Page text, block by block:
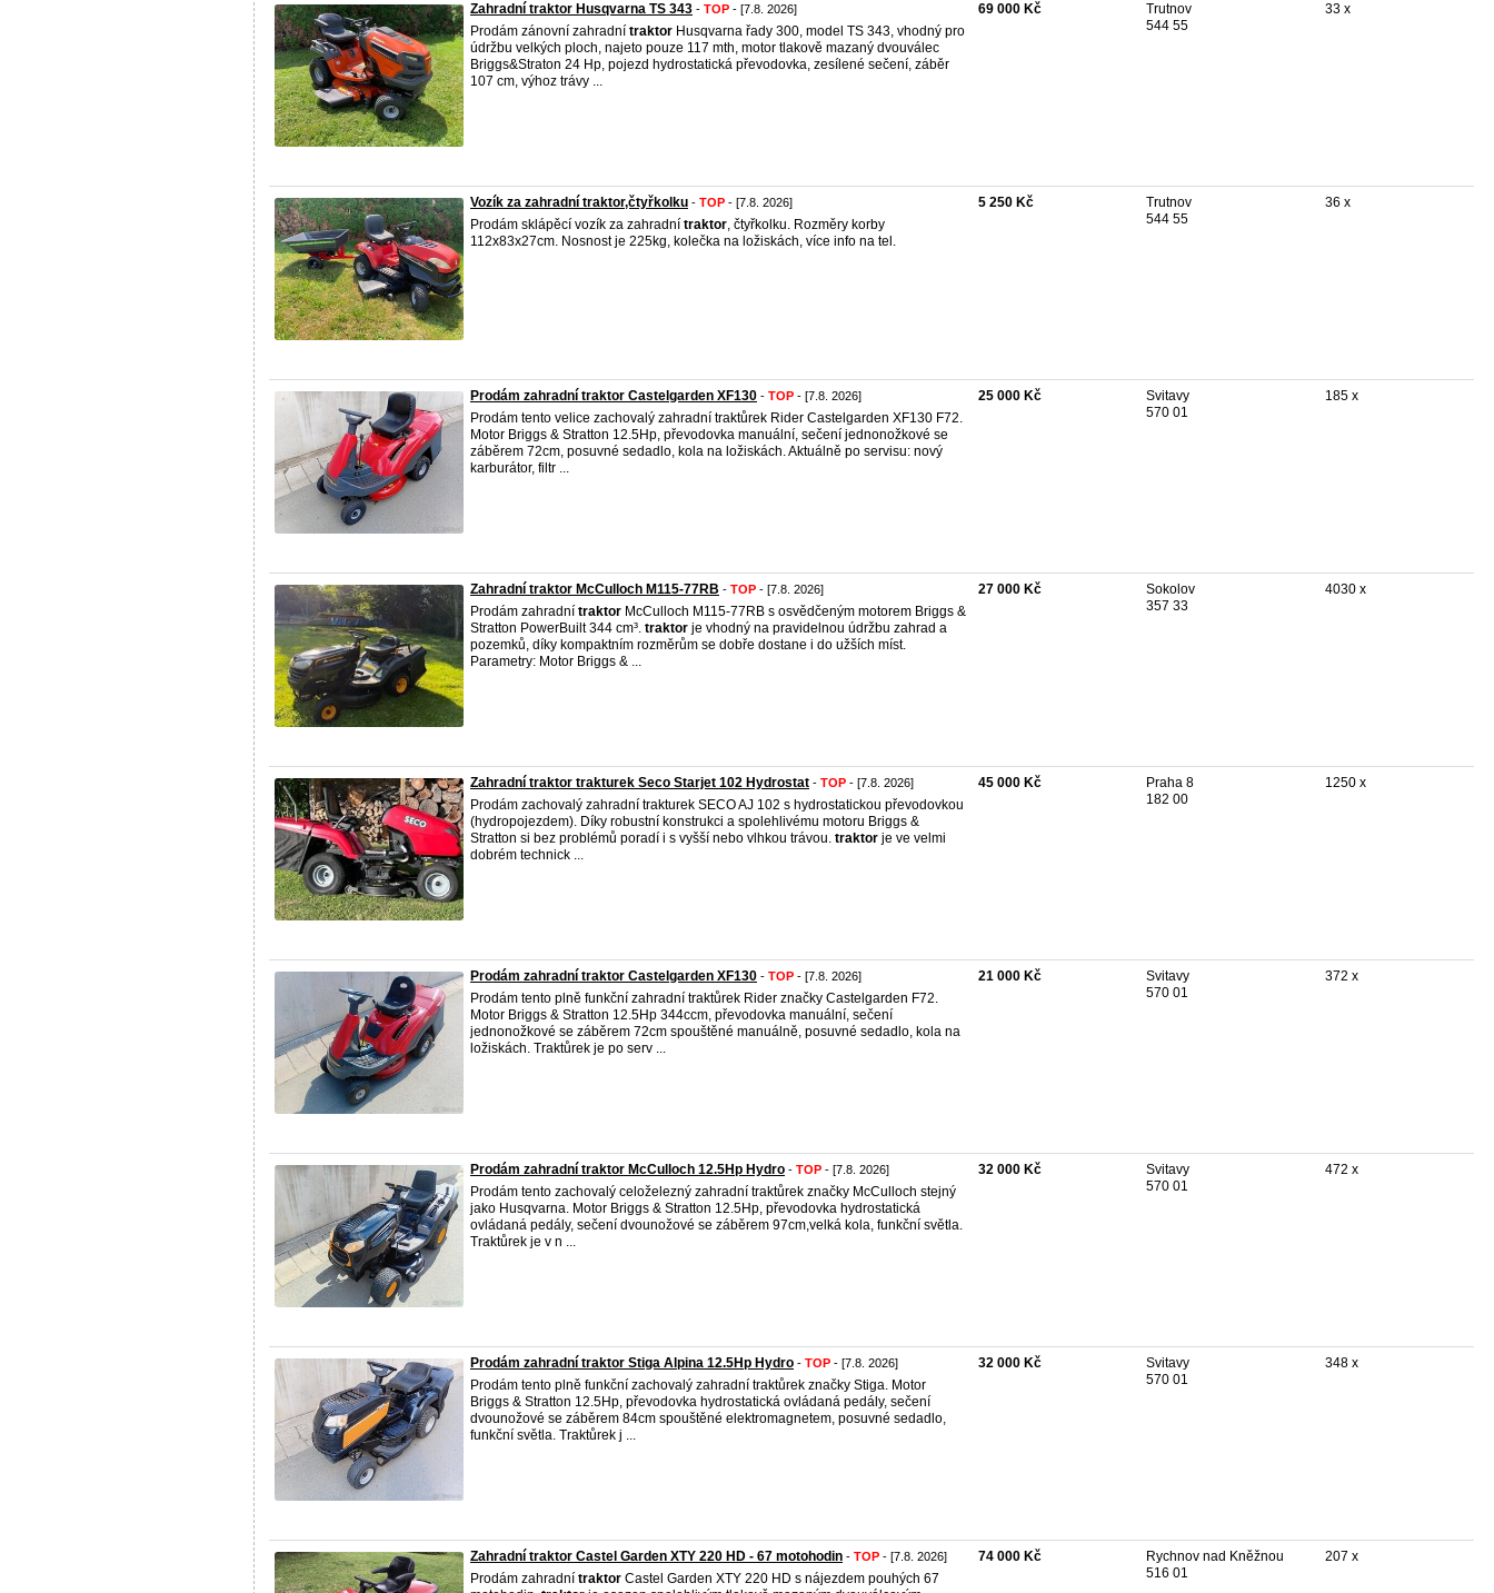
Zahradní traktor Husqvarna TS 343 - TOP - [7.8. 2026]
Prodám zánovní zahradní traktor Husqvarna řady 300, model TS 343, vhodný pro
údržbu velkých ploch, najeto pouze 117 mth, motor tlakově mazaný dvouválec
Briggs&Straton 24 Hp, pojezd hydrostatická převodovka, zesílené sečení, záběr
107 cm, výhoz trávy ...
69 000 Kč
Trutnov
544 55
33 x
Vozík za zahradní traktor,čtyřkolku - TOP - [7.8. 2026]
Prodám sklápěcí vozík za zahradní traktor, čtyřkolku. Rozměry korby
112x83x27cm. Nosnost je 225kg, kolečka na ložiskách, více info na tel.
5 250 Kč
Trutnov
544 55
36 x
Prodám zahradní traktor Castelgarden XF130 - TOP - [7.8. 2026]
Prodám tento velice zachovalý zahradní traktůrek Rider Castelgarden XF130 F72.
Motor Briggs & Stratton 12.5Hp, převodovka manuální, sečení jednonožkové se
záběrem 72cm, posuvné sedadlo, kola na ložiskách. Aktuálně po servisu: nový
karburátor, filtr ...
25 000 Kč
Svitavy
570 01
185 x
Zahradní traktor McCulloch M115-77RB - TOP - [7.8. 2026]
Prodám zahradní traktor McCulloch M115-77RB s osvědčeným motorem Briggs &
Stratton PowerBuilt 344 cm³. traktor je vhodný na pravidelnou údržbu zahrad a
pozemků, díky kompaktním rozměrům se dobře dostane i do užších míst.
Parametry: Motor Briggs & ...
27 000 Kč
Sokolov
357 33
4030 x
Zahradní traktor trakturek Seco Starjet 102 Hydrostat - TOP - [7.8. 2026]
Prodám zachovalý zahradní trakturek SECO AJ 102 s hydrostatickou převodovkou
(hydropojezdem). Díky robustní konstrukci a spolehlivému motoru Briggs &
Stratton si bez problémů poradí i s vyšší nebo vlhkou trávou. traktor je ve velmi
dobrém technick ...
45 000 Kč
Praha 8
182 00
1250 x
Prodám zahradní traktor Castelgarden XF130 - TOP - [7.8. 2026]
Prodám tento plně funkční zahradní traktůrek Rider značky Castelgarden F72.
Motor Briggs & Stratton 12.5Hp 344ccm, převodovka manuální, sečení
jednonožkové se záběrem 72cm spouštěné manuálně, posuvné sedadlo, kola na
ložiskách. Traktůrek je po serv ...
21 000 Kč
Svitavy
570 01
372 x
Prodám zahradní traktor McCulloch 12.5Hp Hydro - TOP - [7.8. 2026]
Prodám tento zachovalý celoželezný zahradní traktůrek značky McCulloch stejný
jako Husqvarna. Motor Briggs & Stratton 12.5Hp, převodovka hydrostatická
ovládaná pedály, sečení dvounožové se záběrem 97cm,velká kola, funkční světla.
Traktůrek je v n ...
32 000 Kč
Svitavy
570 01
472 x
Prodám zahradní traktor Stiga Alpina 12.5Hp Hydro - TOP - [7.8. 2026]
Prodám tento plně funkční zachovalý zahradní traktůrek značky Stiga. Motor
Briggs & Stratton 12.5Hp, převodovka hydrostatická ovládaná pedály, sečení
dvounožové se záběrem 84cm spouštěné elektromagnetem, posuvné sedadlo,
funkční světla. Traktůrek j ...
32 000 Kč
Svitavy
570 01
348 x
Zahradní traktor Castel Garden XTY 220 HD - 67 motohodin - TOP - [7.8. 2026]
Prodám zahradní traktor Castel Garden XTY 220 HD s nájezdem pouhých 67
74 000 Kč
Rychnov nad Kněžnou
516 01
207 x